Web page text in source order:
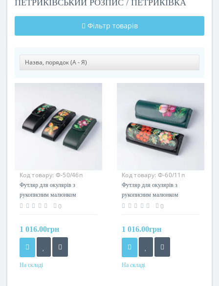
ПЕТРИКІВСЬКИЙ РОЗПИС / ПЕТРИКІВКА
Фільтр товарів
Код товару: Ф-50/46п
Футляр для окулярів з
рукописним малюнком
"Петриківський Розпис".
0
1 016.00грн
На складі
Код товару: Ф-60/11п
Футляр для окулярів з
рукописним малюнком
"Петриківський Розпис".
0
1 016.00грн
На складі